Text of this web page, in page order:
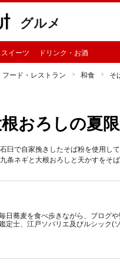
グルメ
スイーツ ドリンク・お酒
フード・レストラン 和食 そ
おろしの夏
臼で自家挽きしたそば粉を使用し
条ネギと大根おろしと天かすをそ
日蕎麦を食べ歩きながら、ブログ
定士、江戸ソバリエ及びルシック(